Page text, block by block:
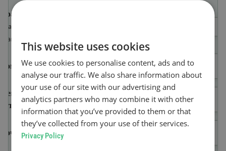
Країна реєстрації
Країна, в якій зареєстровано
транспортний засіб
Номерний знак
Ідентифікаційний номер
авто (VIN)
Початок дії
This website uses cookies
We use cookies to personalise content, ads and to
analyse our traffic. We also share information about
your use of our site with our advertising and
analytics partners who may combine it with other
information that you’ve provided to them or that
they’ve collected from your use of their services.
Privacy Policy